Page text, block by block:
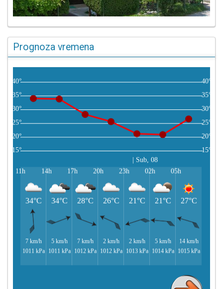
Prognoza vremena